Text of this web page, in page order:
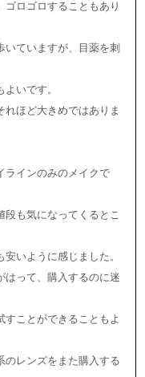
ゴロゴロすることもあり
いていますが、目薬を刺
いです。
れほど大きめではありま
ラインのみのメイクで
も気になってくるとこ
いように感じました。
はって、購入するのに迷
ことができることもよ
のレンズをまた購入する